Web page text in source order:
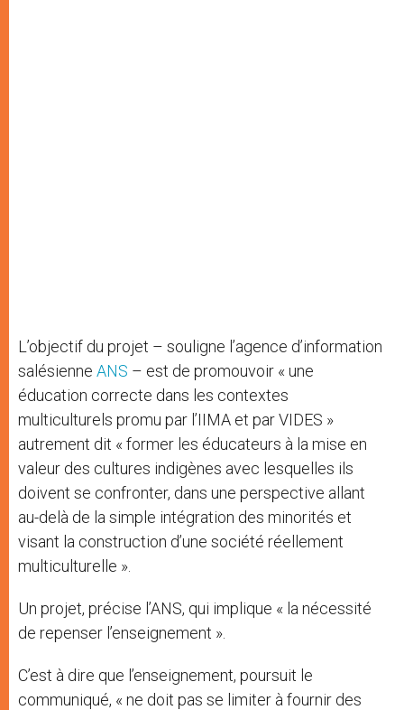
L’objectif du projet – souligne l’agence d’information
salésienne ANS – est de promouvoir « une
éducation correcte dans les contextes
multiculturels promu par l’IIMA et par VIDES »
autrement dit « former les éducateurs à la mise en
valeur des cultures indigènes avec lesquelles ils
doivent se confronter, dans une perspective allant
au-delà de la simple intégration des minorités et
visant la construction d’une société réellement
multiculturelle ».
Un projet, précise l’ANS, qui implique « la nécessité
de repenser l’enseignement ».
C’est à dire que l’enseignement, poursuit le
communiqué, « ne doit pas se limiter à fournir des